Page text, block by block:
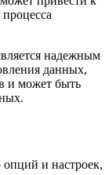
надежным
данных,
и может быть
опций и настроек,